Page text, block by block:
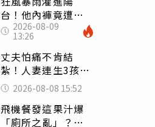
台！他內褲竟遭颱
風吹走 陳世軒神
回1句笑翻上萬網友
2026-08-09
13:26
丈夫怕痛不肯結
紮！人妻連生3孩
控遭家暴淚喊：真
的好累
2026-08-08 15:52
飛機餐發這果汁爆
「廁所之亂」？乘